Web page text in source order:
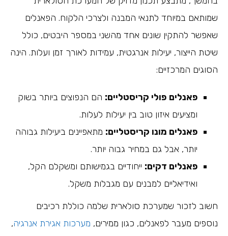
שמותאם במיוחד לתנאי המבנה ולצרכי הלקוח. הפאנלים
שאפשר להתקין שונים אחד מהשני במספר היבטים, כולל
שיטת הייצור, יעילות אנרגטית, עמידות לאורך זמן ועלות. הינה
הסוגים המרכזיים:
פאנלים פולי קריסטליים: הם הנפוצים ביותר בשוק
ומציעים איזון טוב בין יעילות לעלות.
פאנלים מונו קריסטליים: מתאפיינים ביעילות גבוהה
יותר, אבל גם במחיר גבוה יותר.
פאנלים דקים: ייחודיים בגמישותם ומשקלם הקל,
ואידיאליים למבנים עם מגבלות משקל.
חשוב לזכור שמערכת סולארית שלמה כוללת רכיבים
נוספים מעבר לפאנלים, כגון ממירים, מערכות אגירת אנרגיה,